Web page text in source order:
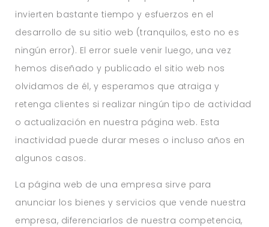
invierten bastante tiempo y esfuerzos en el
desarrollo de su sitio web (tranquilos, esto no es
ningún error). El error suele venir luego, una vez
hemos diseñado y publicado el sitio web nos
olvidamos de él, y esperamos que atraiga y
retenga clientes si realizar ningún tipo de actividad
o actualización en nuestra página web. Esta
inactividad puede durar meses o incluso años en
algunos casos.
La página web de una empresa sirve para
anunciar los bienes y servicios que vende nuestra
empresa, diferenciarlos de nuestra competencia,